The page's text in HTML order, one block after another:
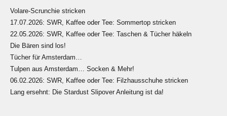
Volare-Scrunchie stricken
17.07.2026: SWR, Kaffee oder Tee: Sommertop stricken
22.05.2026: SWR, Kaffee oder Tee: Taschen & Tücher häkeln
Die Bären sind los!
Tücher für Amsterdam…
Tulpen aus Amsterdam… Socken & Mehr!
06.02.2026: SWR, Kaffee oder Tee: Filzhausschuhe stricken
Lang ersehnt: Die Stardust Slipover Anleitung ist da!